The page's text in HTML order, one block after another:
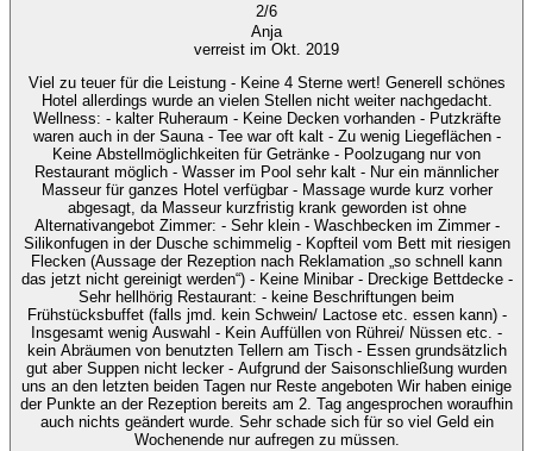
2/6
Anja
verreist im Okt. 2019
Viel zu teuer für die Leistung - Keine 4 Sterne wert! Generell schönes
Hotel allerdings wurde an vielen Stellen nicht weiter nachgedacht.
Wellness: - kalter Ruheraum - Keine Decken vorhanden - Putzkräfte
waren auch in der Sauna - Tee war oft kalt - Zu wenig Liegeflächen -
Keine Abstellmöglichkeiten für Getränke - Poolzugang nur von
Restaurant möglich - Wasser im Pool sehr kalt - Nur ein männlicher
Masseur für ganzes Hotel verfügbar - Massage wurde kurz vorher
abgesagt, da Masseur kurzfristig krank geworden ist ohne
Alternativangebot Zimmer: - Sehr klein - Waschbecken im Zimmer -
Silikonfugen in der Dusche schimmelig - Kopfteil vom Bett mit riesigen
Flecken (Aussage der Rezeption nach Reklamation „so schnell kann
das jetzt nicht gereinigt werden“) - Keine Minibar - Dreckige Bettdecke -
Sehr hellhörig Restaurant: - keine Beschriftungen beim
Frühstücksbuffet (falls jmd. kein Schwein/ Lactose etc. essen kann) -
Insgesamt wenig Auswahl - Kein Auffüllen von Rührei/ Nüssen etc. -
kein Abräumen von benutzten Tellern am Tisch - Essen grundsätzlich
gut aber Suppen nicht lecker - Aufgrund der Saisonschließung wurden
uns an den letzten beiden Tagen nur Reste angeboten Wir haben einige
der Punkte an der Rezeption bereits am 2. Tag angesprochen woraufhin
auch nichts geändert wurde. Sehr schade sich für so viel Geld ein
Wochenende nur aufregen zu müssen.